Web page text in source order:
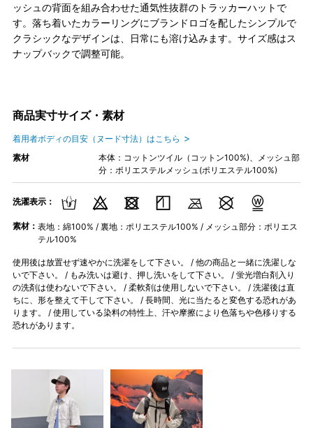
ッシュの背面を組み合わせた通気性抜群のトラッカーハットで
す。落ち着いたカラーリングにブランドロゴを配したシンプルで
クラシックなデザインは、日常にも溶け込みます。サイズ感はス
ナップバックで調整可能。
商品実寸サイズ・素材
着用者ボディの目安（ヌード寸法）はこちら
素材
本体：コットンツイル（コットン100%)、メッシュ部
分：ポリエステルメッシュ(ポリエステル100%)
洗濯表示：
素材： 表地：綿100% / 裏地：ポリエステル100% / メッシュ部分：ポリエス
テル100%
使用後は放置せず速やかに洗濯をして下さい。 / 他の商品と一緒に洗濯しな
いで下さい。 / もみ洗いは避け、押し洗いをして下さい。 / 蛍光増白剤入り
の洗剤は使わないで下さい。 / 柔軟剤は使用しないで下さい。 / 洗濯後は直
ちに、形を整えて干して下さい。 / 長時間、光に当たると変色する恐れがあ
ります。 / 使用している染料の特性上、汗や摩擦により色落ちや色移りする
恐れがあります。